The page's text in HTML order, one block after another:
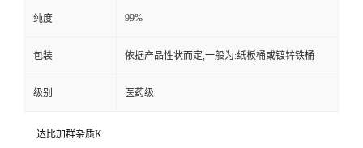
纯度 99%
包装 依据产品性状而定,一般为:纸板桶或镀锌铁桶
级别 医药级
达比加群杂质K